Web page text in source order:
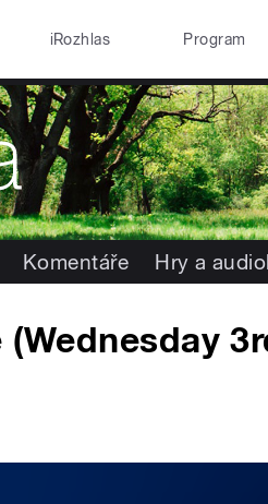
iRozhlas Program
Komentáře Hry a